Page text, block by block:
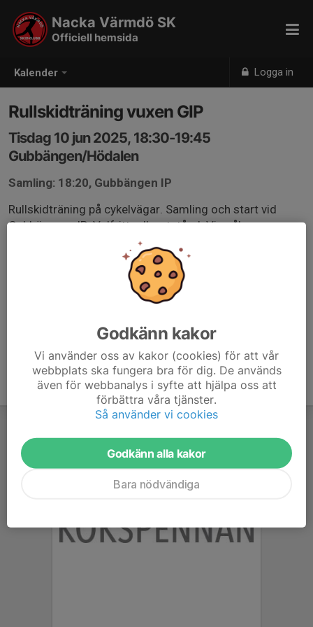
Kalender Logga in
Nacka Värmdö SK
Officiell hemsida
Rullskidträning vuxen GIP
Tisdag 10 jun 2025, 18:30-19:45
Gubbängen/Hödalen
Samling: 18:20, Gubbängen IP
Rullskidträning på cykelvägar. Samling och start vid
Gubbängens IP. Valfritt rullmotstånd. Viss åkvana
rekommenderas men såväl motionär som elit utmanas
på sin nivå. Alla välkomna oavsett klubbtillhörighet.
Ingen föranmälan krävs.
Godkänn kakor
Vi använder oss av kakor (cookies) för att vår
webbplats ska fungera bra för dig. De används
även för webbanalys i syfte att hjälpa oss att
förbättra våra tjänster.
Så använder vi cookies
Godkänn alla kakor
Bara nödvändiga